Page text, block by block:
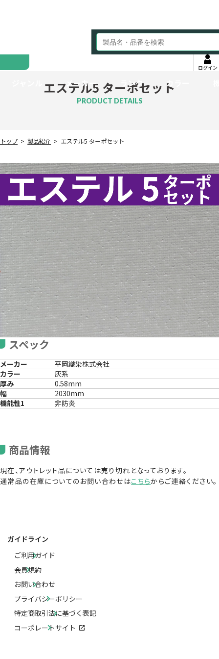
ログイン
メーカー ランク カラー
エステル5 ターポセット
PRODUCT DETAILS
トップ 製品紹介 エステル5 ターポセット
スペック
メーカー
平岡織染株式会社
カラー
灰系
厚み
0.58mm
幅
2030mm
機能性1
非防炎
商品情報
現在、アウトレット品については売り切れとなっております。
通常品の在庫についてのお問い合わせはこちらからご連絡ください。
ガイドライン
ご利用ガイド
会員規約
お問い合わせ
プライバシーポリシー
特定商取引法に基づく表記
コーポレートサイト